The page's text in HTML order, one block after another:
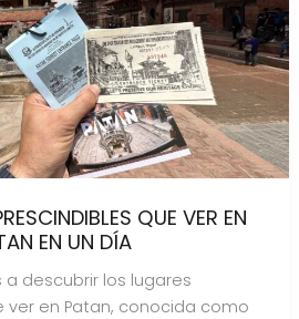
QUE VER EN
EN UN DÍA
descubrir los lugares
ver en Patan, conocida como